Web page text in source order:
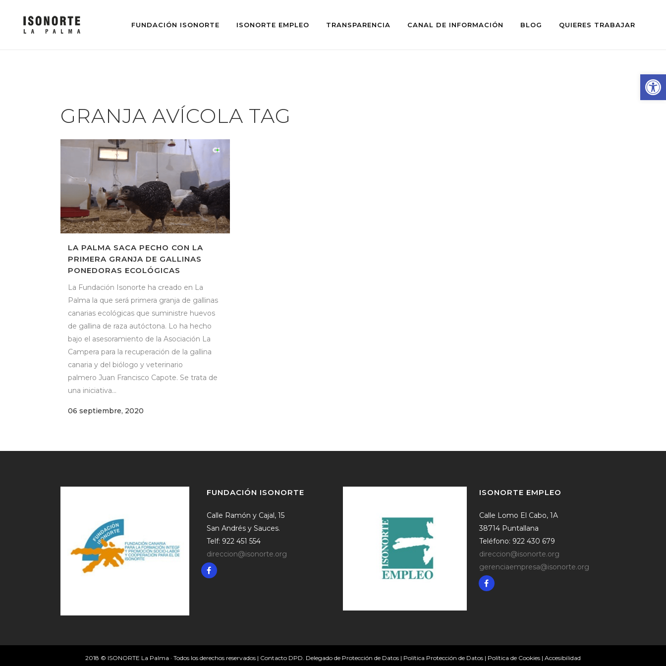
FUNDACIÓN ISONORTE ISONORTE EMPLEO TRANSPARENCIA CANAL DE INFORMACIÓN BLOG QUIERES TRABAJAR
GRANJA AVÍCOLA TAG
LA PALMA SACA PECHO CON LA
PRIMERA GRANJA DE GALLINAS
PONEDORAS ECOLÓGICAS
La Fundación Isonorte ha creado en La
Palma la que será primera granja de gallinas
canarias ecológicas que suministre huevos
de gallina de raza autóctona. Lo ha hecho
bajo el asesoramiento de la Asociación La
Campera para la recuperación de la gallina
canaria y del biólogo y veterinario
palmero Juan Francisco Capote. Se trata de
una iniciativa...
06 septiembre, 2020
FUNDACIÓN ISONORTE
Calle Ramón y Cajal, 15
San Andrés y Sauces.
Telf: 922 451 554
direccion@isonorte.org
ISONORTE EMPLEO
Calle Lomo El Cabo, 1A
38714 Puntallana
Teléfono: 922 430 679
direccion@isonorte.org
gerenciaempresa@isonorte.org
2018 © ISONORTE La Palma · Todos los derechos reservados | Contacto DPD. Delegado de Protección de Datos | Política Protección de Datos | Política de Cookies | Accesibilidad